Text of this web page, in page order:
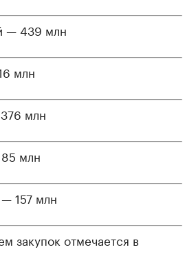
— 439 млн
млн
млн
млн
157 млн
закупок отмечается в